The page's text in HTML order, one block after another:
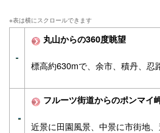
丸山からの360度眺望
標高約630mで、余市、積丹、
フルーツ街道からのポンマイ
近景に田園風景、中景に市街地